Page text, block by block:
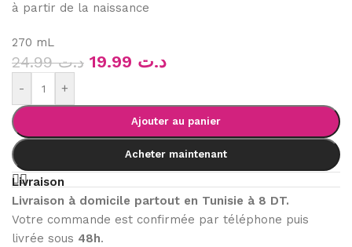
à partir de la naissance
270 mL
د.ت24.99 د.ت
- +
Ajouter au panier
Acheter maintenant
Livraison
Livraison à domicile partout en Tunisie à 8 DT.
Votre commande est confirmée par téléphone puis
livrée sous 48h.